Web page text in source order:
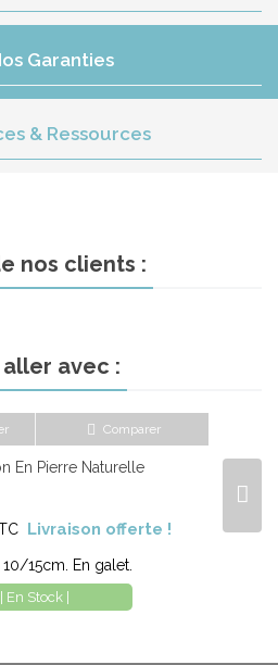
Garanties
& Ressources
nos clients :
aller avec :
Comparer
En Pierre Naturelle
Livraison offerte !
15cm. En galet.
| En Stock |